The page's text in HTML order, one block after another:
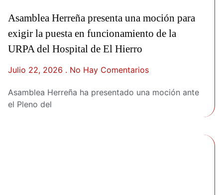
Asamblea Herreña presenta una moción para
exigir la puesta en funcionamiento de la
URPA del Hospital de El Hierro
Julio 22, 2026 No Hay Comentarios
Asamblea Herreña ha presentado una moción ante
el Pleno del